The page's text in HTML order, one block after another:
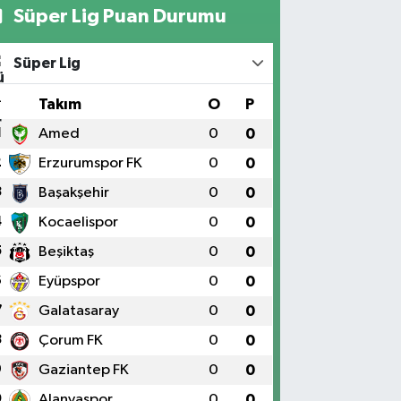
Süper Lig Puan Durumu
Süper Lig
Takım O P
Amed 0 0
Erzurumspor FK 0 0
Başakşehir 0 0
Kocaelispor 0 0
Beşiktaş 0 0
Eyüpspor 0 0
Galatasaray 0 0
Çorum FK 0 0
Gaziantep FK 0 0